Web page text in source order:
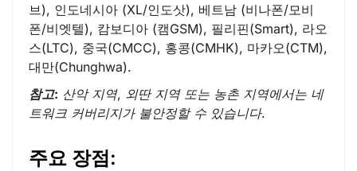
브), 인도네시아 (XL/인도삿), 베트남 (비나폰/모비
폰/비엣텔), 캄보디아 (캠GSM), 필리핀(Smart), 라오
스(LTC), 중국(CMCC), 홍콩(CMHK), 마카오(CTM),
대만(Chunghwa).
참고: 산악 지역, 외딴 지역 또는 농촌 지역에서는 네
트워크 커버리지가 불안정할 수 있습니다.
주요 장점: